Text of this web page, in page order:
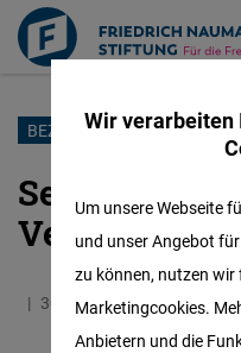
Direkt
Inhalt
BEZIEHUNGEN DURCH
Senegals
Versöhnung
30.01.2026 2.9 Minuten
Wir verarbeiten
Um unsere Webseite
und unser Angebot
zu können, nutzen
Marketingcookies.
Anbietern und die